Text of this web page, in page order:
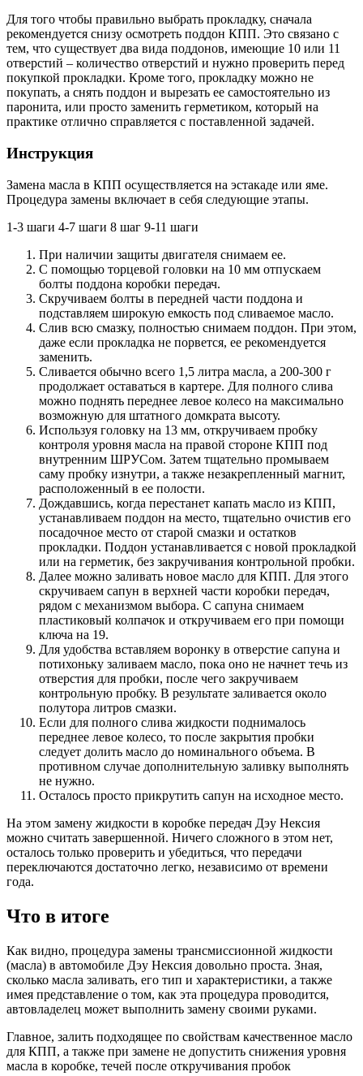
Для того чтобы правильно выбрать прокладку, сначала
рекомендуется снизу осмотреть поддон КПП. Это связано с
тем, что существует два вида поддонов, имеющие 10 или 11
отверстий – количество отверстий и нужно проверить перед
покупкой прокладки. Кроме того, прокладку можно не
покупать, а снять поддон и вырезать ее самостоятельно из
паронита, или просто заменить герметиком, который на
практике отлично справляется с поставленной задачей.
Инструкция
Замена масла в КПП осуществляется на эстакаде или яме.
Процедура замены включает в себя следующие этапы.
1-3 шаги 4-7 шаги 8 шаг 9-11 шаги
При наличии защиты двигателя снимаем ее.
С помощью торцевой головки на 10 мм отпускаем
болты поддона коробки передач.
Скручиваем болты в передней части поддона и
подставляем широкую емкость под сливаемое масло.
Слив всю смазку, полностью снимаем поддон. При этом,
даже если прокладка не порвется, ее рекомендуется
заменить.
Сливается обычно всего 1,5 литра масла, а 200-300 г
продолжает оставаться в картере. Для полного слива
можно поднять переднее левое колесо на максимально
возможную для штатного домкрата высоту.
Используя головку на 13 мм, откручиваем пробку
контроля уровня масла на правой стороне КПП под
внутренним ШРУСом. Затем тщательно промываем
саму пробку изнутри, а также незакрепленный магнит,
расположенный в ее полости.
Дождавшись, когда перестанет капать масло из КПП,
устанавливаем поддон на место, тщательно очистив его
посадочное место от старой смазки и остатков
прокладки. Поддон устанавливается с новой прокладкой
или на герметик, без закручивания контрольной пробки.
Далее можно заливать новое масло для КПП. Для этого
скручиваем сапун в верхней части коробки передач,
рядом с механизмом выбора. С сапуна снимаем
пластиковый колпачок и откручиваем его при помощи
ключа на 19.
Для удобства вставляем воронку в отверстие сапуна и
потихоньку заливаем масло, пока оно не начнет течь из
отверстия для пробки, после чего закручиваем
контрольную пробку. В результате заливается около
полутора литров смазки.
Если для полного слива жидкости поднималось
переднее левое колесо, то после закрытия пробки
следует долить масло до номинального объема. В
противном случае дополнительную заливку выполнять
не нужно.
Осталось просто прикрутить сапун на исходное место.
На этом замену жидкости в коробке передач Дэу Нексия
можно считать завершенной. Ничего сложного в этом нет,
осталось только проверить и убедиться, что передачи
переключаются достаточно легко, независимо от времени
года.
Что в итоге
Как видно, процедура замены трансмиссионной жидкости
(масла) в автомобиле Дэу Нексия довольно проста. Зная,
сколько масла заливать, его тип и характеристики, а также
имея представление о том, как эта процедура проводится,
автовладелец может выполнить замену своими руками.
Главное, залить подходящее по свойствам качественное масло
для КПП, а также при замене не допустить снижения уровня
масла в коробке, течей после откручивания пробок